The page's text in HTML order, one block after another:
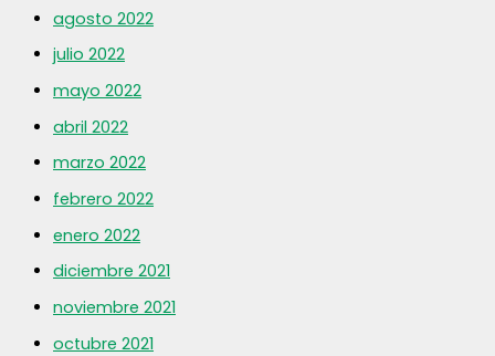
agosto 2022
julio 2022
mayo 2022
abril 2022
marzo 2022
febrero 2022
enero 2022
diciembre 2021
noviembre 2021
octubre 2021